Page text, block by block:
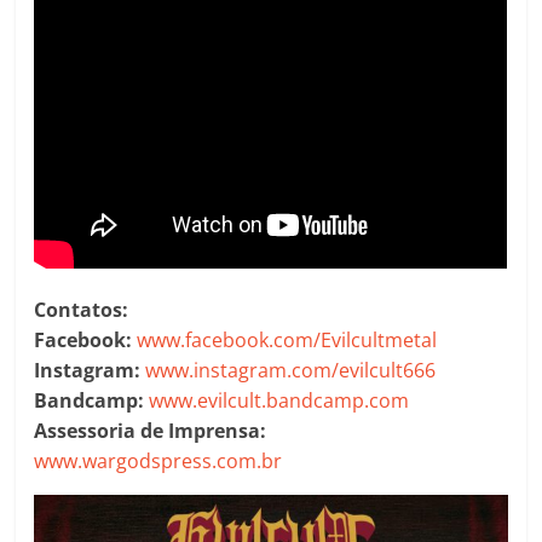
Contatos:
Facebook:www.facebook.com/Evilcultmetal
Instagram:www.instagram.com/evilcult666
Bandcamp:www.evilcult.bandcamp.com
Assessoria de Imprensa:
www.wargodspress.com.br